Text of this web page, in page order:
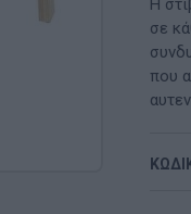
Η
σε
που